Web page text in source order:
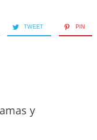
TWEET PIN
y